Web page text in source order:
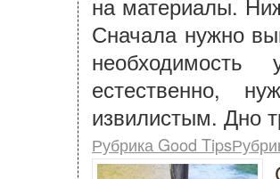
на материалы.
Сначала нужно
естественно,
извилистым. Дно
Рубрика Good